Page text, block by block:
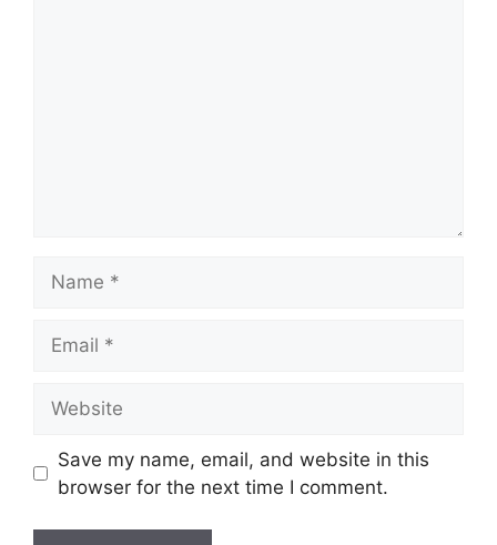
Save my name, email, and website in this
browser for the next time I comment.